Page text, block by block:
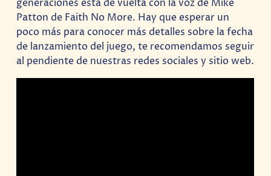
generaciones está de vuelta con la voz de Mike
Patton de Faith No More. Hay que esperar un
poco más para conocer más detalles sobre la fecha
de lanzamiento del juego, te recomendamos seguir
al pendiente de nuestras redes sociales y sitio web.